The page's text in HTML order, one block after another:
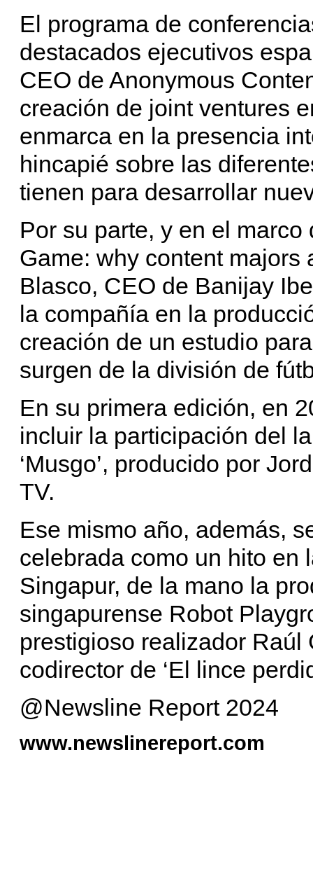
El programa de
destacados ejecutivos
CEO de Anonymous
creación de joint ventures
enmarca en la presencia
hincapié sobre las
tienen para desarrollar
Por su parte, y en el marco
Game: why content majors
Blasco, CEO de Banijay
la compañía en la
creación de un estudio
surgen de la división de
En su primera edición, en
incluir la participación del
‘Musgo’, producido por
TV.
Ese mismo año, además,
celebrada como un hito en
Singapur, de la mano la
singapurense Robot
prestigioso realizador
codirector de ‘El lince
@Newsline Report 2024
www.newslinereport.com